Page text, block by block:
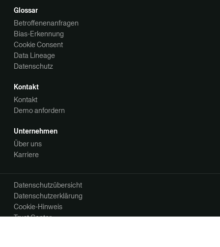
Glossar
Betroffenenanfragen
Bias-Erkennung
Cookie Consent
Data Lineage
Datenschutz
Kontakt
Kontakt
Demo anfordern
Unternehmen
Über uns
Karriere
Datenschutzübersicht
Datenschutzerklärung
Cookie-Hinweis
Trust Center